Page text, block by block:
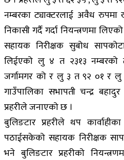
नम्बरका ट्याक्टरलाई अवैध रुपमा
निकासी गर्दै गर्दा नियन्त्रणमा
सहायक निरीक्षक सुबोध
लिईएको लु ४ त २३१३ नम्बरको
जर्गामगर को र लु ३ त ९२ ०१ र
गाउँपालिका सभापती चन्द्र
प्रहरीले जनाएको छ ।
बुलिङटार प्रहरीले थप
पठाईसकेको सहायक निरीक्षक
भने बुलिङटार प्रहरीको